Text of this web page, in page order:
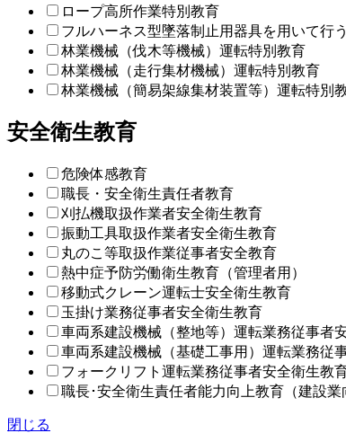
ロープ高所作業特別教育
フルハーネス型墜落制止用器具を用いて行
林業機械（伐木等機械）運転特別教育
林業機械（走行集材機械）運転特別教育
林業機械（簡易架線集材装置等）運転特別
安全衛生教育
危険体感教育
職長・安全衛生責任者教育
刈払機取扱作業者安全衛生教育
振動工具取扱作業者安全衛生教育
丸のこ等取扱作業従事者安全教育
熱中症予防労働衛生教育（管理者用）
移動式クレーン運転士安全衛生教育
玉掛け業務従事者安全衛生教育
車両系建設機械（整地等）運転業務従事者
車両系建設機械（基礎工事用）運転業務従
フォークリフト運転業務従事者安全衛生教
職長･安全衛生責任者能力向上教育（建設業
閉じる